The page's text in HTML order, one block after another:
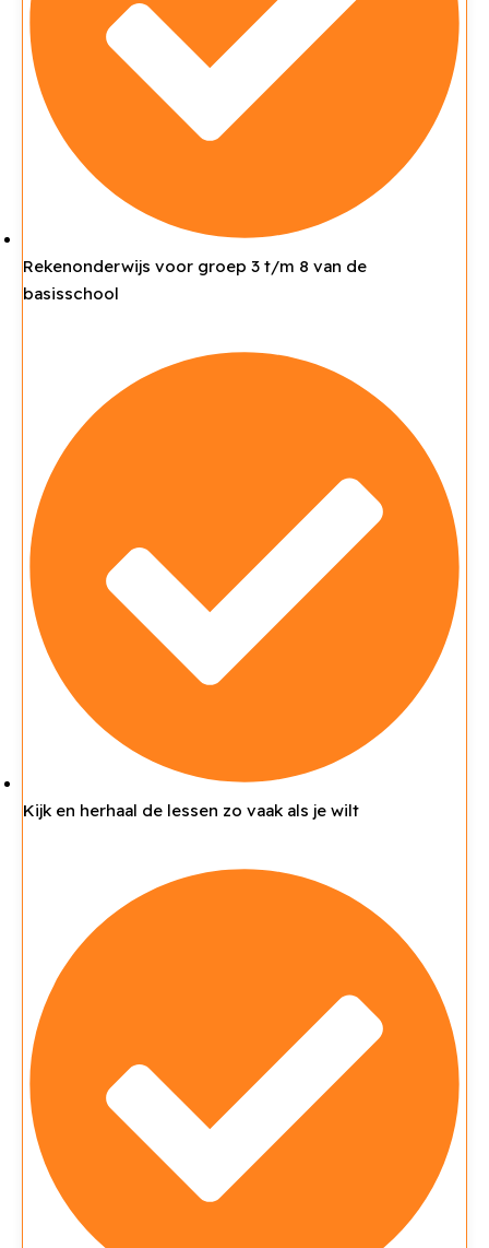
Rekenonderwijs voor groep 3 t/m 8 van de
basisschool
Kijk en herhaal de lessen zo vaak als je wilt